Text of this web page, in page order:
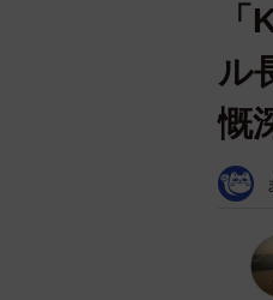
ル
慨